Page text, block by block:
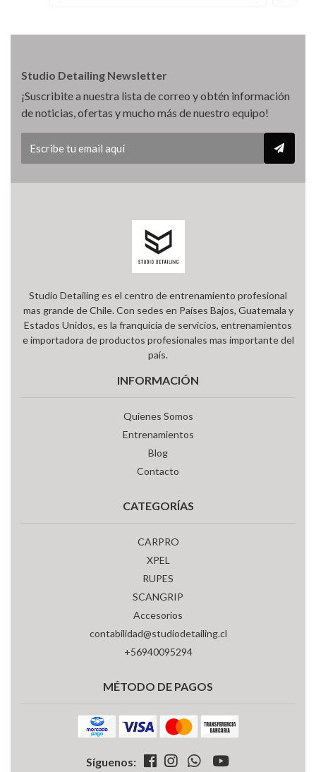
Studio Detailing Newsletter
¡Suscribite a nuestra lista de correo y obtén información
de noticias, ofertas y mucho más de nuestro equipo!
Studio Detailing es el centro de entrenamiento profesional
mas grande de Chile. Con sedes en Países Bajos, Guatemala y
Estados Unidos, es la franquicia de servicios, entrenamientos
e importadora de productos profesionales mas importante del
país.
INFORMACIÓN
Quienes Somos
Entrenamientos
Blog
Contacto
CATEGORÍAS
CARPRO
XPEL
RUPES
SCANGRIP
Accesorios
contabilidad@studiodetailing.cl
+56940095294
MÉTODO DE PAGOS
Síguenos: